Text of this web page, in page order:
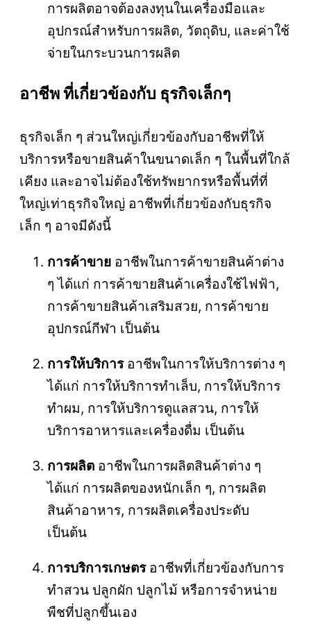
การผลิตอาจต้องลงทุนในเครื่องมือและ
อุปกรณ์สำหรับการผลิต, วัตถุดิบ, และค่าใช้
จ่ายในกระบวนการผลิต
อาชีพ ที่เกี่ยวข้องกับ ธุรกิจเล็กๆ
ธุรกิจเล็ก ๆ ส่วนใหญ่เกี่ยวข้องกับอาชีพที่ให้
บริการหรือขายสินค้าในขนาดเล็ก ๆ ในพื้นที่ใกล้
เคียง และอาจไม่ต้องใช้ทรัพยากรหรือพื้นที่ที่
ใหญ่เท่าธุรกิจใหญ่ อาชีพที่เกี่ยวข้องกับธุรกิจ
เล็ก ๆ อาจมีดังนี้
การค้าขาย อาชีพในการค้าขายสินค้าต่าง
ๆ ได้แก่ การค้าขายสินค้าเครื่องใช้ไฟฟ้า,
การค้าขายสินค้าเสริมสวย, การค้าขาย
อุปกรณ์กีฬา เป็นต้น
การให้บริการอาชีพในการให้บริการต่าง ๆ
ได้แก่ การให้บริการทำเล็บ, การให้บริการ
ทำผม, การให้บริการดูแลสวน, การให้
บริการอาหารและเครื่องดื่ม เป็นต้น
การผลิต อาชีพในการผลิตสินค้าต่าง ๆ
ได้แก่ การผลิตของหนักเล็ก ๆ, การผลิต
สินค้าอาหาร, การผลิตเครื่องประดับ
เป็นต้น
การบริการเกษตรอาชีพที่เกี่ยวข้องกับการ
ทำสวน ปลูกผัก ปลูกไม้ หรือการจำหน่าย
พืชที่ปลูกขึ้นเอง